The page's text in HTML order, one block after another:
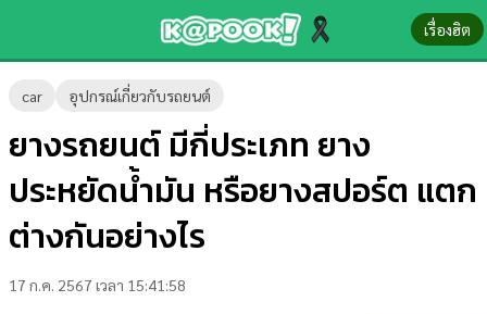
เรื่องฮิต
car อุปกรณ์เกี่ยวกับรถยนต์
ยางรถยนต์ มีกี่ประเภท ยาง
ประหยัดน้ำมัน หรือยางสปอร์ต แตก
ต่างกันอย่างไร
17 ก.ค. 2567 เวลา 15:41:58
ข่าว-
ความ
รู้
บันเทิง